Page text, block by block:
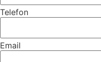
Telefon
Email